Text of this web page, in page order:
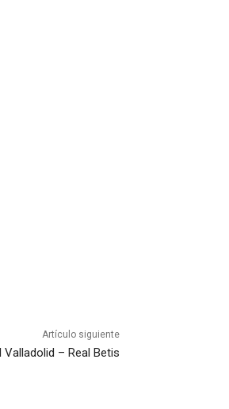
Artículo siguiente
Valladolid – Real Betis